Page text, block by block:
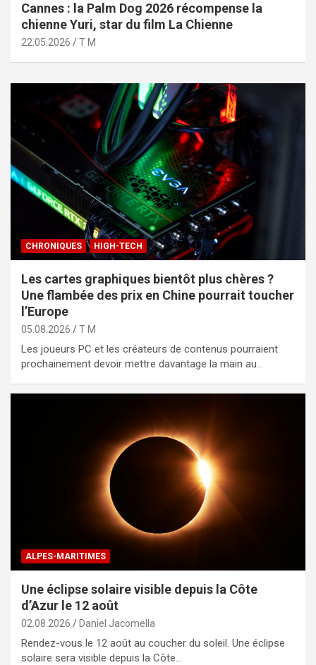
Cannes : la Palm Dog 2026 récompense la
chienne Yuri, star du film La Chienne
22.05.2026 T M
CHRONIQUES HIGH-TECH
Les cartes graphiques bientôt plus chères ?
Une flambée des prix en Chine pourrait toucher
l’Europe
05.08.2026 T M
Les joueurs PC et les créateurs de contenus pourraient
prochainement devoir mettre davantage la main au…
ALPES-MARITIMES
Une éclipse solaire visible depuis la Côte
d’Azur le 12 août
02.08.2026 Daniel Jacomella
Rendez-vous le 12 août au coucher du soleil. Une éclipse
solaire sera visible depuis la Côte…